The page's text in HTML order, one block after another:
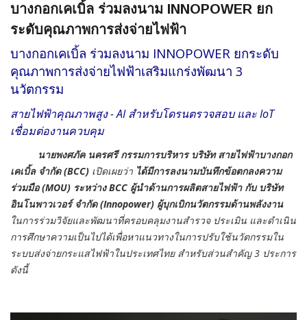
บางกอกเคเบิ้ล ร่วมลงนาม INNOPOWER ยก
ระดับคุณภาพการส่งจ่ายไฟฟ้า
บางกอกเคเบิ้ล ร่วมลงนาม INNOPOWER ยกระดับ
คุณภาพการส่งจ่ายไฟฟ้าเสริมแกร่งพัฒนา 3
นวัตกรรม
สายไฟฟ้าคุณภาพสูง - AI สำหรับโดรนตรวจสอบ และ IoT
เชื่อมต่องานควบคุม
นายพงศภัค นครศรี กรรมการบริหาร บริษัท สายไฟฟ้าบางกอก
เคเบิ้ล จำกัด (BCC) เปิดเผยว่า ได้มีการลงนามบันทึกข้อตกลงความ
ร่วมมือ (MOU) ระหว่าง BCC ผู้นำด้านการผลิตสายไฟฟ้า กับ บริษัท
อินโนพาวเวอร์ จำกัด (Innopower) ผู้บุกเบิกนวัตกรรมด้านพลังงาน
ในการร่วมวิจัยและพัฒนาที่ครอบคลุมงานสำรวจ ประเมิน และดำเนิน
การศึกษาความเป็นไปได้เพื่อหาแนวทางในการปรับใช้นวัตกรรมใน
ระบบส่งจ่ายกระแสไฟฟ้าในประเทศไทย สำหรับส่วนสำคัญ 3 ประการ
ดังนี้